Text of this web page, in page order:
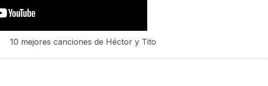
10 mejores canciones de Héctor y Tito